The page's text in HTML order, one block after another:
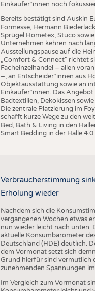
Einkäufer*innen noch
Bereits bestätigt sind Auskin
Formesse, Hermann
Sprügel Hometex, Stuco
Unternehmen kehren nach
Ausstellungspause auf die
„Comfort & Connect" richtet
Facheinzelhandel – allen
–, an Entscheider*innen aus
Objektausstattung sowie an
Einkäufer*innen. Das
Badtextilien, Dekokissen
Die zentrale Platzierung im
schafft kurze Wege zu den
Bed, Bath & Living in den
Smart Bedding in der Halle 4.0.
Verbraucherstimmung
Erholung wieder
Nachdem sich die
vergangenen Wochen etwas
nun wieder leicht nach unten.
aktuelle Konsumbarometer
Deutschland (HDE) deutlich.
dem Vormonat setzt sich
Grund hierfür sind vermutlich
zunehmenden Spannungen
Im Vergleich zum Vormonat